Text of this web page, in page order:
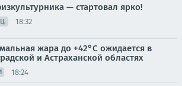
— стартовал ярко!
18:32
жара до +42°C ожидается в
и Астраханской областях
18:24